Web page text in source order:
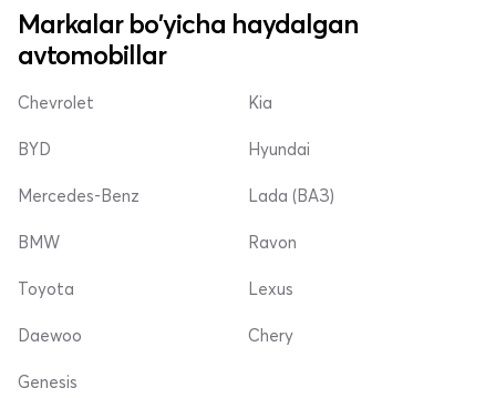
Markalar bo'yicha haydalgan
avtomobillar
Chevrolet
BYD
Mercedes-Benz
Kia
Hyundai
Lada (ВАЗ)
BMW
Toyota
Daewoo
Ravon
Lexus
Chery
Genesis